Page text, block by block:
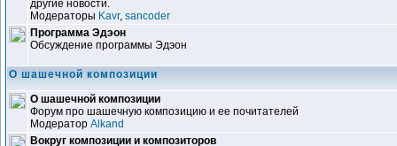
другие новости.
Модераторы Kavr, sancoder
Программа Эдэон
Обсуждение программы Эдэон
О шашечной композиции
О шашечной композиции
Форум про шашечную композицию и ее почитателей
Модератор Alkand
Вокруг композиции и композиторов